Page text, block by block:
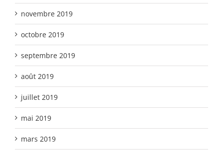
novembre 2019
octobre 2019
septembre 2019
août 2019
juillet 2019
mai 2019
mars 2019